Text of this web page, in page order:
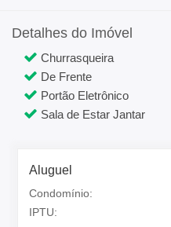
Detalhes do Imóvel
Churrasqueira
De Frente
Portão Eletrônico
Sala de Estar Jantar
Aluguel
Condomínio:
IPTU: